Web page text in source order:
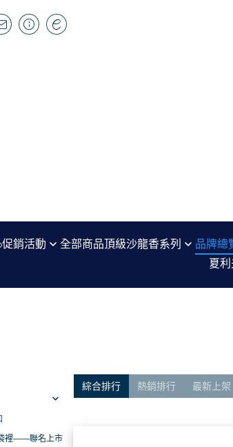
促銷活動
瓶多入優惠
動---任選兩瓶現折
香氛卡多入優惠
全部商品頂級沙龍香系列
Fine Label Perfume 印記之香
Franck Boclet 波克萊紳士
品牌總
Batman 蝙蝠俠
夏
裡——聯名上市
綜合排行 熱銷排行 最新上架